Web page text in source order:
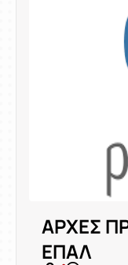
ΑΡΧΕΣ
ΕΠΑΛ